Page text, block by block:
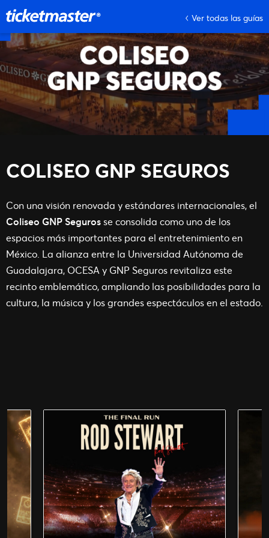
Ver todas las guías
COLISEO GNP SEGUROS
Con una visión renovada y estándares internacionales, el
Coliseo GNP Segurosse consolida como uno de los
espacios más importantes para el entretenimiento en
México. La alianza entre la Universidad Autónoma de
Guadalajara, OCESA y GNP Seguros revitaliza este
recinto emblemático, ampliando las posibilidades para la
cultura, la música y los grandes espectáculos en el estado.